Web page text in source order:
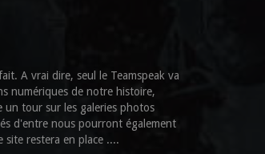
A vrai dire, seul le Teamspeak va
numériques de notre histoire,
tour sur les galeries photos
d'entre nous pourront également
site restera en place ....